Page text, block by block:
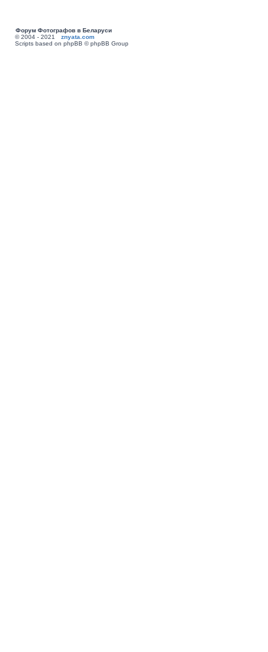
Форум Фотографов в Беларуси
© 2004 - 2021 znyata.com
Scripts based on phpBB © phpBB Group